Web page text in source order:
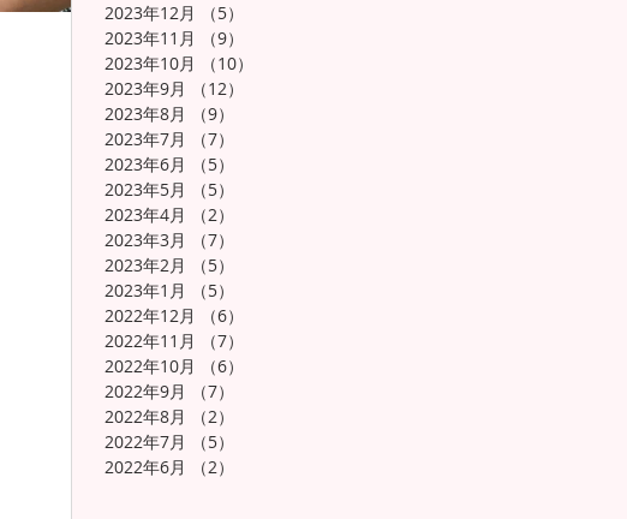
2023年12月
（5）
2023年11月
（9）
2023年10月
（10）
2023年9月
（12）
2023年8月
（9）
2023年7月
（7）
2023年6月
（5）
2023年5月
（5）
2023年4月
（2）
2023年3月
（7）
2023年2月
（5）
2023年1月
（5）
2022年12月
（6）
2022年11月
（7）
2022年10月
（6）
2022年9月
（7）
2022年8月
（2）
2022年7月
（5）
2022年6月
（2）